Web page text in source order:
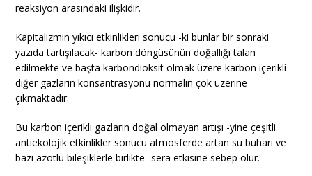
reaksiyon arasındaki ilişkidir.
Kapitalizmin yıkıcı etkinlikleri sonucu -ki bunlar bir sonraki
yazıda tartışılacak- karbon döngüsünün doğallığı talan
edilmekte ve başta karbondioksit olmak üzere karbon içerikli
diğer gazların konsantrasyonu normalin çok üzerine
çıkmaktadır.
Bu karbon içerikli gazların doğal olmayan artışı -yine çeşitli
antiekolojik etkinlikler sonucu atmosferde artan su buharı ve
bazı azotlu bileşiklerle birlikte- sera etkisine sebep olur.